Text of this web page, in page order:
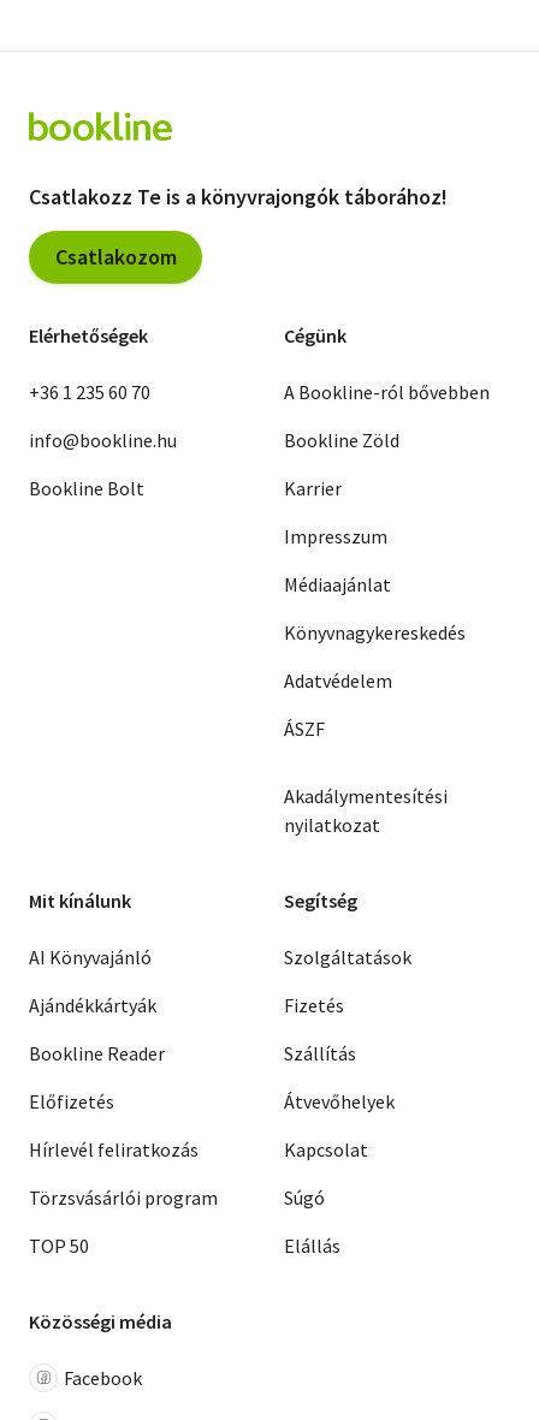
Csatlakozz Te is a könyvrajongók táborához!
Csatlakozom
Elérhetőségek
+36 1 235 60 70
info@bookline.hu
Bookline Bolt
Cégünk
A Bookline-ról bővebben
Bookline Zöld
Karrier
Impresszum
Médiaajánlat
Könyvnagykereskedés
Adatvédelem
ÁSZF
Akadálymentesítési
nyilatkozat
Mit kínálunk
AI Könyvajánló
Ajándékkártyák
Bookline Reader
Előfizetés
Hírlevél feliratkozás
Törzsvásárlói program
TOP 50
Segítség
Szolgáltatások
Fizetés
Szállítás
Átvevőhelyek
Kapcsolat
Súgó
Elállás
Közösségi média
Facebook